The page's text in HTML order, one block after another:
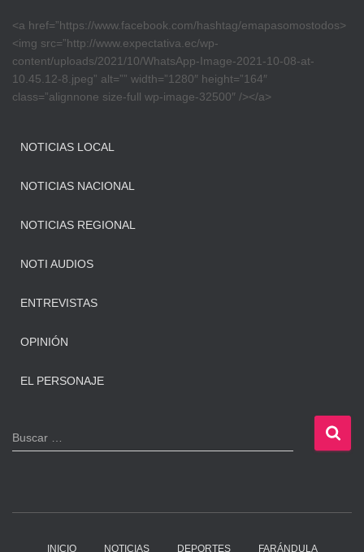
<a href=”https://www.facebook.com/hashtag/emapasomostodos>
<img src=”http://www.expectativa.ec/wp-
content/uploads/2021/10/WhatsApp-Image-2021-10-08-at-
10.45.12-8.jpeg” alt=”” width=”1280″ height=”164″
class=”alignnone size-full wp-image-32500″ /></a>
NOTICIAS LOCAL
NOTICIAS NACIONAL
NOTICIAS REGIONAL
NOTI AUDIOS
ENTREVISTAS
OPINIÓN
EL PERSONAJE
B
u
Buscar …
INICIO NOTICIAS DEPORTES FARÁNDULA